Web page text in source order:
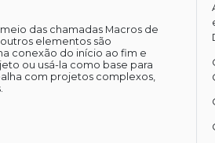
das chamadas Macros de
elementos são
conexão do início ao fim e
ou usá-la como base para
com projetos complexos,